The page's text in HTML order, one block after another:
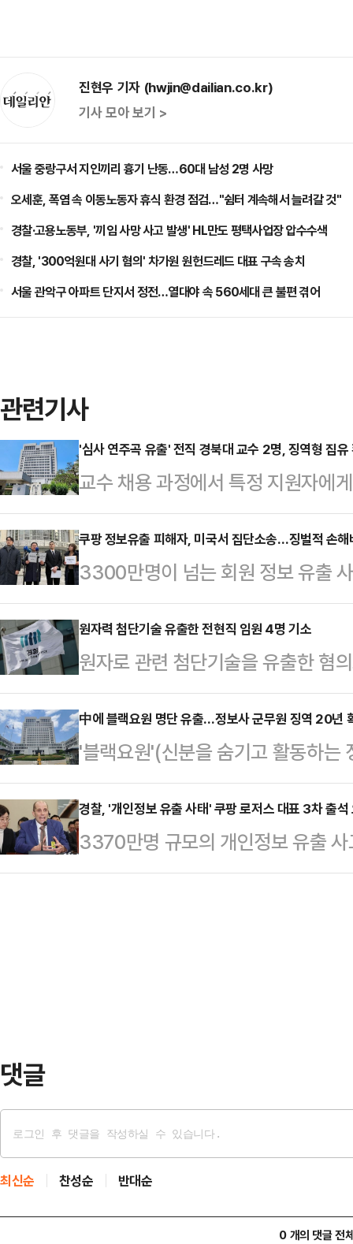
진현우 기자 (hwjin@dailian.co.kr)
기사 모아 보기 >
서울 중랑구서 지인끼리 흉기 난동…60대 남성 2명 사망
오세훈, 폭염 속 이동노동자 휴식 환경 점검…"쉼터 계속해서 늘려갈 것"
경찰·고용노동부, '끼임 사망 사고 발생' HL만도 평택사업장 압수수색
경찰, '300억원대 사기 혐의' 차가원 원헌드레드 대표 구속 송치
서울 관악구 아파트 단지서 정전…열대야 속 560세대 큰 불편 겪어
관련기사
'심사 연주곡 유출' 전직 경북대 교수 2명, 징역형 집유
교수 채용 과정에서 특정 지원자에
대학교 음악학과 교수들에 유죄가
부(주심 신숙희 대법관)는 위계공
판에 넘겨진 전 경북대 교수 A(57)
유예 2년을 선고한 원심판결을 지
진행된 음악학과 피아노 전공 교수
정해 놓은 지원자 C씨가 실기심사
용할 공개수업 …
쿠팡 정보유출 피해자, 미국서 집단소송…징벌적 손해
3300만명이 넘는 회원 정보 유출
회사인 쿠팡아이엔씨(Inc)와 김범
방법원에 징벌적 손해배상을 청구
로펌 SJKP의 탈 허쉬버그 변호사
법에 의해 설립됐고 미국 시민은 물
이에게 의무를 진다"며 소송 제기
미국 시민권자인 이모 씨와 박모 씨
자들이 소송을 …
원자력 첨단기술 유출한 전현직 임원 4명 기소
원자로 관련 첨단기술을 유출한 혐
원 4명이 재판에 넘겨졌다.대전지
술 등을 대량 유출한 혐의로 한국
직원 등 4명을 불구속 상태로 재판
년부터 2차례에 걸쳐 원자력안전기
수로'와 관련된 산업 기술 파일
외장 하드에 복사해 외부로 유출한
회의 감사자료와 국정…
中에 블랙요원 명단 유출…정보사 군무원 징역 20년
'블랙요원'(신분을 숨기고 활동하는
요원 추정 인물에 유출한 국군정보
됐다.20일 법조계에 따르면 대법
반이적 등 혐의로 재판에 넘겨진
벌금 10억원, 추징금 1억6205만원
경찰, '개인정보 유출 사태' 쿠팡 로저스 대표 3차 출석
3370만명 규모의 개인정보 유출
대표가 경찰의 2차 출석요구에도
댓글
최신순 찬성순 반대순
0 개의 댓글 전